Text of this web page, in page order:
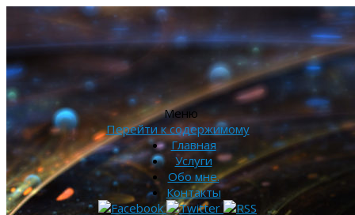
Меню
Перейти к содержимому
Главная
Услуги
Обо мне.
Контакты